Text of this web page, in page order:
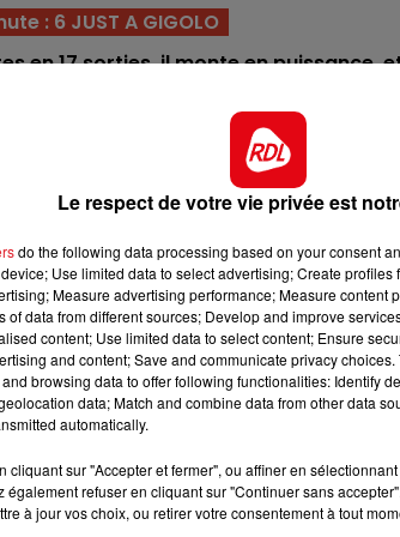
10h00 - 12h00
RDL WEEKEND
: 6 JUST A GIGOLO
en 17 sorties, il monte en puissance
I en 7 tentatives, mais aussi en étant
réaliser une grosse performance.
cet été, elle vient de survoler un
voiture, c'est une base incontournable.
de terminer juste derriére Jushua.
confirmation est attendue.
de 2,2 millions d'euros, elle va faire
attraction dans ce quinté.
il est au summum de sa forme.
peut l'empêcher de faire l'arrivée.
aussi va débuter à Paris. Il posséde
une 5éme place.
7h00 - 10h00
Le respect de votre vie privée est
do the following data processing based on your consent
Use limited data to select advertising; Create
Measure advertising performance; Measure content
of data from different sources; Develop and improve
content; Use limited data to select content; Ensure
and content; Save and communicate privacy
browsing data to offer following functionalities: Identify
data; Match and combine data from other data
automatically.
cliquant sur "Accepter et fermer", ou affiner en
également refuser en cliquant sur "Continuer sans
à jour vos choix, ou retirer votre consentement à tout